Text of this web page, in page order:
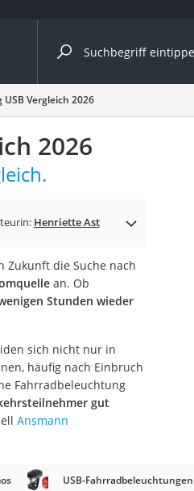
nach Kategorie
Vergleich 2026
2026
Henriette Ast
Zukunft die Suche nach
an. Ob
Stunden wieder
sich nicht nur in
häufig nach Einbruch
Fahrradbeleuchtung
gut
Ansmann
USB-Fahrradbeleuchtungen